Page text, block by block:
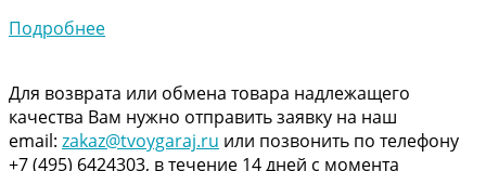
Подробнее
Для возврата или обмена товара надлежащего
качества Вам нужно отправить заявку на наш
email: zakaz@tvoygaraj.ru или позвонить по телефону
+7 (495) 6424303, в течение 14 дней с момента